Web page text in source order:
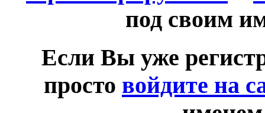
под своим
Если Вы уже
просто войдите на